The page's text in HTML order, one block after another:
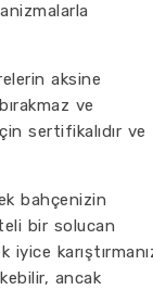
aksine
ve
sertifikalıdır ve
bahçenizin
bir solucan
ancak